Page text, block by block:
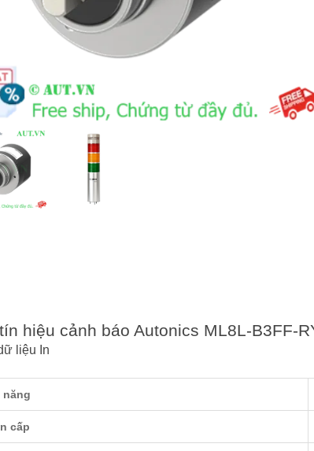
hiệu cảnh báo Autonics ML8L-B3FF-
liệu In
năng
cấp